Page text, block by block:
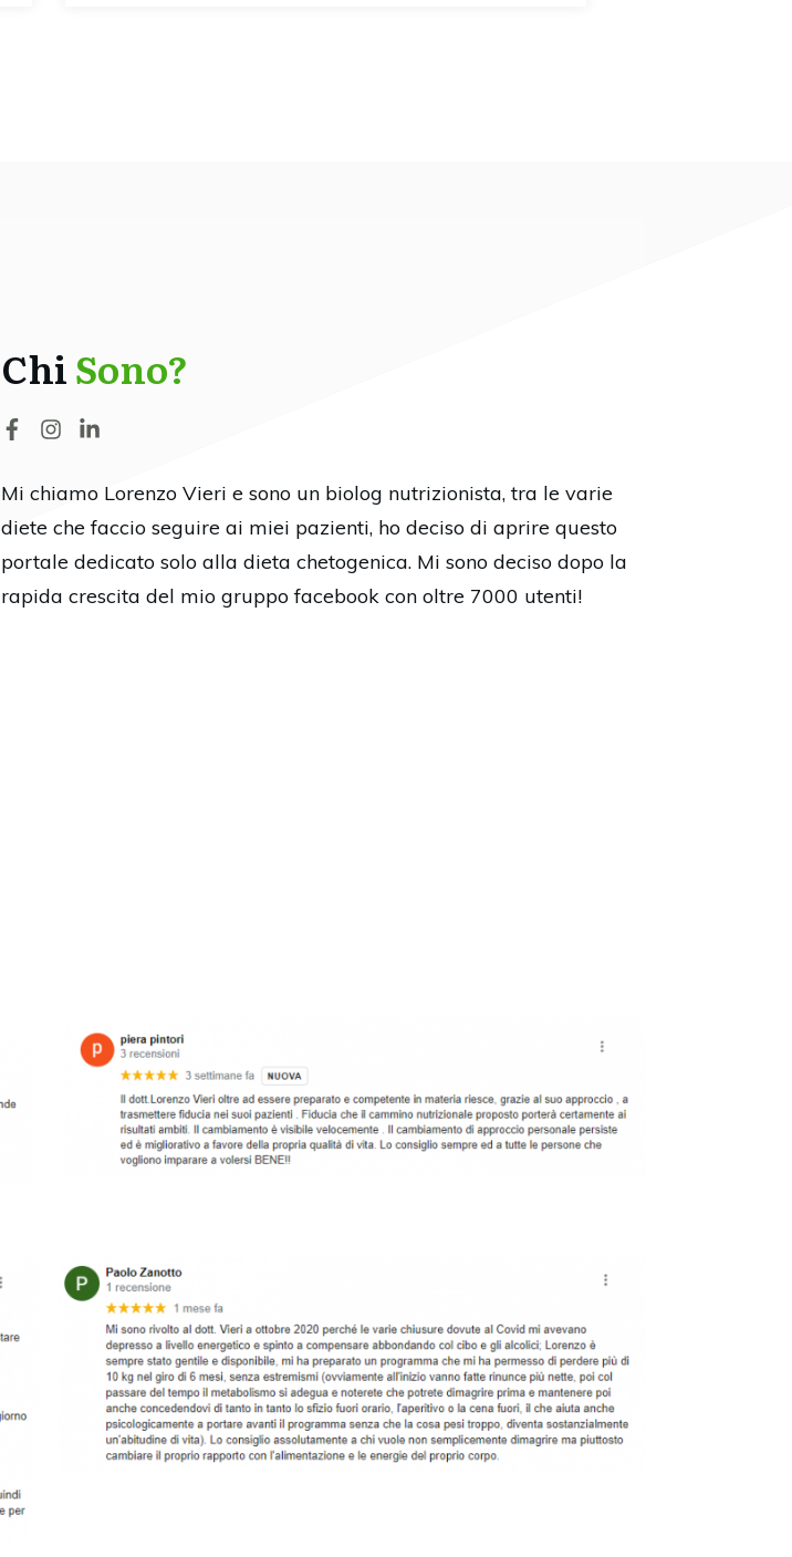
ChiSono?
Mi chiamo Lorenzo Vieri e sono un biolog nutrizionista, tra le varie
diete che faccio seguire ai miei pazienti, ho deciso di aprire questo
portale dedicato solo alla dieta chetogenica. Mi sono deciso dopo la
rapida crescita del mio gruppo facebook con oltre 7000 utenti!